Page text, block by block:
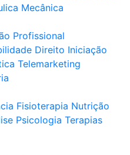
Mecânica
Profissional
Direito Iniciação
Telemarketing
Fisioterapia Nutrição
Psicologia Terapias